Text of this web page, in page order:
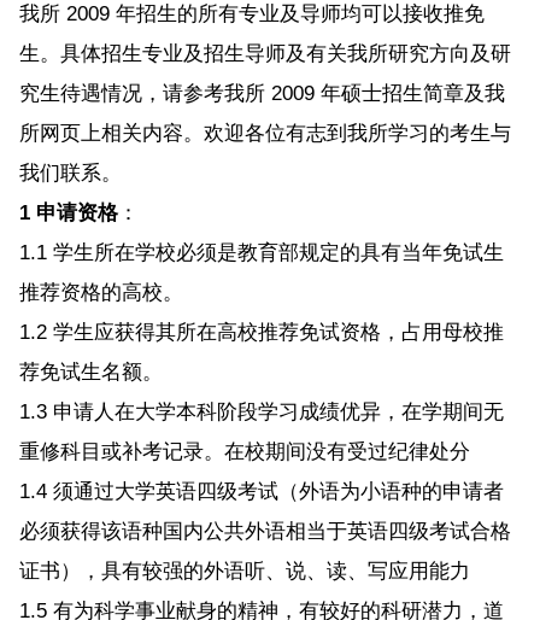
我所 2009 年招生的所有专业及导师均可以接收推免
生。具体招生专业及招生导师及有关我所研究方向及研
究生待遇情况，请参考我所 2009 年硕士招生简章及我
所网页上相关内容。欢迎各位有志到我所学习的考生与
我们联系。
1 申请资格：
1.1 学生所在学校必须是教育部规定的具有当年免试生
推荐资格的高校。
1.2 学生应获得其所在高校推荐免试资格，占用母校推
荐免试生名额。
1.3 申请人在大学本科阶段学习成绩优异，在学期间无
重修科目或补考记录。在校期间没有受过纪律处分
1.4 须通过大学英语四级考试（外语为小语种的申请者
必须获得该语种国内公共外语相当于英语四级考试合格
证书），具有较强的外语听、说、读、写应用能力
1.5 有为科学事业献身的精神，有较好的科研潜力，道